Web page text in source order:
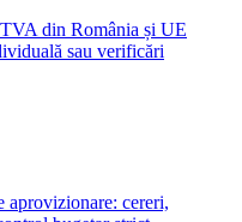
din România și UE
sau verificări
aprovizionare: cereri,